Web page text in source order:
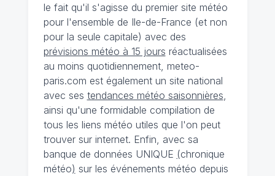
le fait qu'il s'agisse du premier site météo
pour l'ensemble de Ile-de-France (et non
pour la seule capitale) avec des
prévisions météo à 15 jours réactualisées
au moins quotidiennement, meteo-
paris.com est également un site national
avec ses tendances météo saisonnières
ainsi qu'une formidable compilation de
tous les liens météo utiles que l'on peut
trouver sur internet. Enfin, avec sa
banque de données UNIQUE (chronique
météo) sur les événements météo depuis